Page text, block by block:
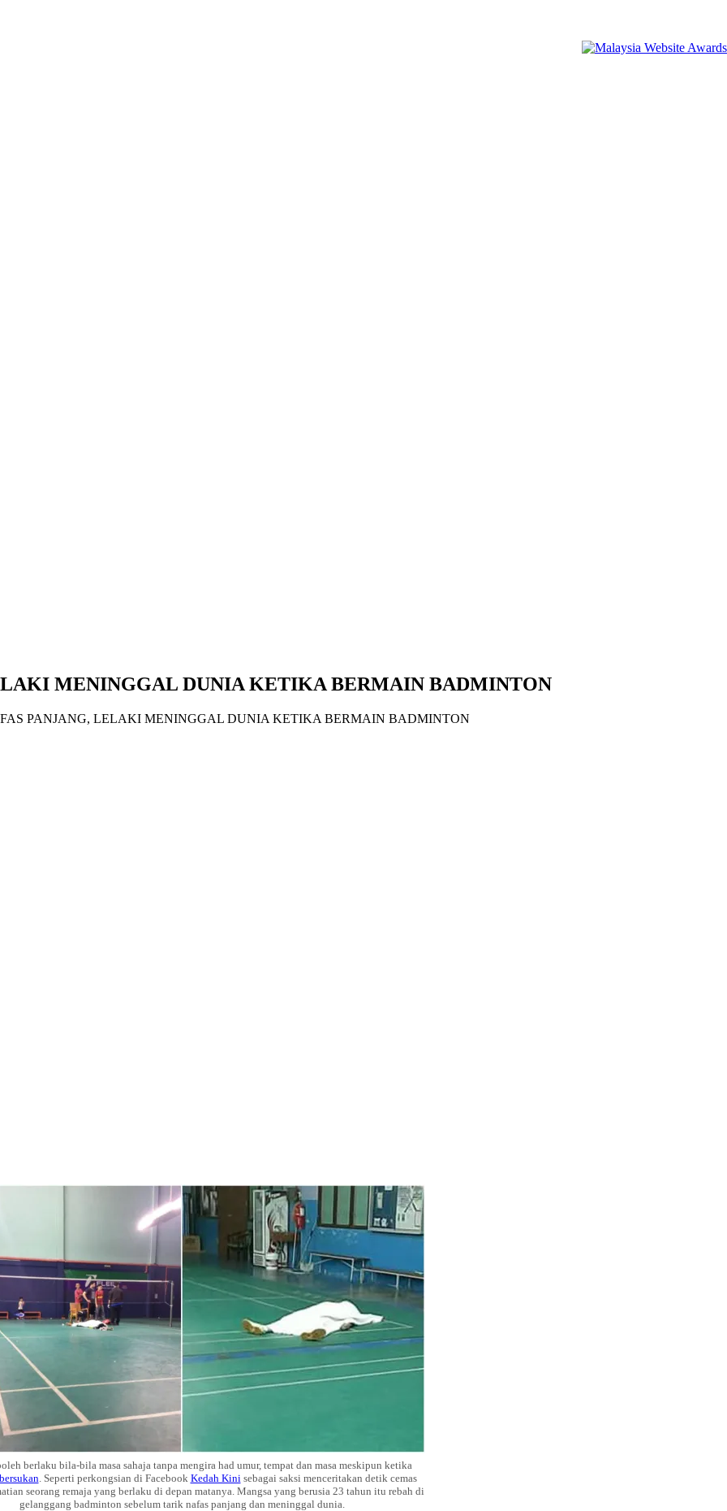
MENINGGAL DUNIA KETIKA BERMAIN BADMINTON
PANJANG, LELAKI MENINGGAL DUNIA KETIKA BERMAIN BADMINTON
berlaku bila-bila masa sahaja tanpa mengira had umur, tempat dan masa meskipun ketika
. Seperti perkongsian di Facebook Kedah Kini sebagai saksi menceritakan detik cemas
seorang remaja yang berlaku di depan matanya. Mangsa yang berusia 23 tahun itu rebah di
gelanggang badminton sebelum tarik nafas panjang dan meninggal dunia.